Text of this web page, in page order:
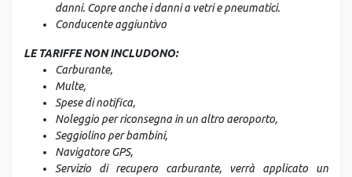
danni. Copre anche i danni a vetri e pneumatici.
Conducente aggiuntivo
LE TARIFFE NON INCLUDONO:
Carburante,
Multe,
Spese di notifica,
Noleggio per riconsegna in un altro aeroporto,
Seggiolino per bambini,
Navigatore GPS,
Servizio di recupero carburante, verrà applicato un